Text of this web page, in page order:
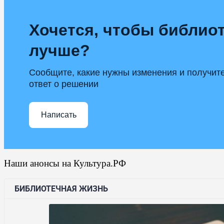
Хочется, чтобы
лучше?
Сообщите, какие нужны изменения и
ответ о решении
Написать
Наши анонсы на Культура.РФ